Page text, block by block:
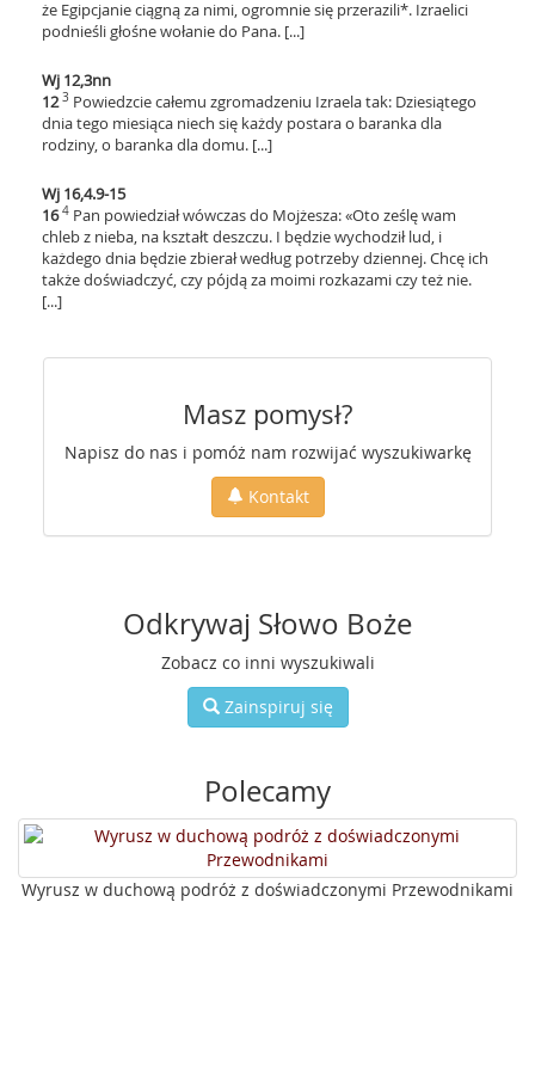
że Egipcjanie ciągną za nimi, ogromnie się przerazili*. Izraelici
podnieśli głośne wołanie do Pana. [...]
Wj 12,3nn
12 3 Powiedzcie całemu zgromadzeniu Izraela tak: Dziesiątego
dnia tego miesiąca niech się każdy postara o baranka dla
rodziny, o baranka dla domu. [...]
Wj 16,4.9-15
16 4 Pan powiedział wówczas do Mojżesza: «Oto ześlę wam
chleb z nieba, na kształt deszczu. I będzie wychodził lud, i
każdego dnia będzie zbierał według potrzeby dziennej. Chcę ich
także doświadczyć, czy pójdą za moimi rozkazami czy też nie.
[...]
Masz pomysł?
Napisz do nas i pomóż nam rozwijać wyszukiwarkę
Kontakt
Odkrywaj Słowo Boże
Zobacz co inni wyszukiwali
Zainspiruj się
Polecamy
Wyrusz w duchową podróż z doświadczonymi Przewodnikami